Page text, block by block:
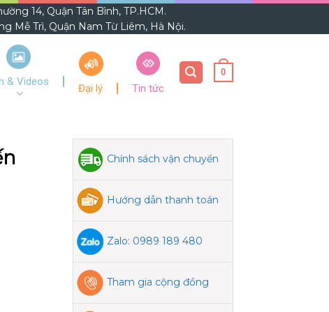
14, Quận Tân Bình, TP.HCM.
Mễ Trì, Quận Nam Từ Liêm, Hà Nội.
& Videos
Đại lý Tin tức
0
Chính sách vận chuyển
Hướng dẫn thanh toán
Zalo: 0989 189 480
Tham gia cộng đồng